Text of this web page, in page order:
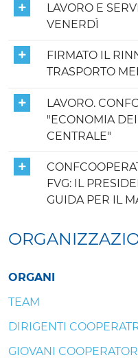
LAVORO E
VENERDÌ
FIRMATO IL
TRASPORTO
LAVORO.
"ECONOMIA
CENTRALE"
FVG: IL
GUIDA PER IL
ORGANI
TEAM
DIRIGENTI
GIOVANI COOPERATORI